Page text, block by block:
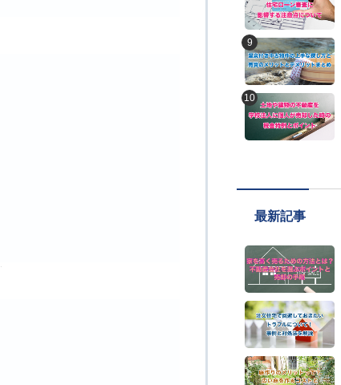
最新記事